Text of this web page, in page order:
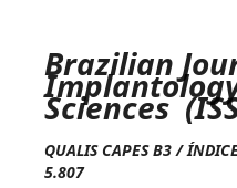
Brazilian
Sciences
QUALIS CAPES B3 /
5.807